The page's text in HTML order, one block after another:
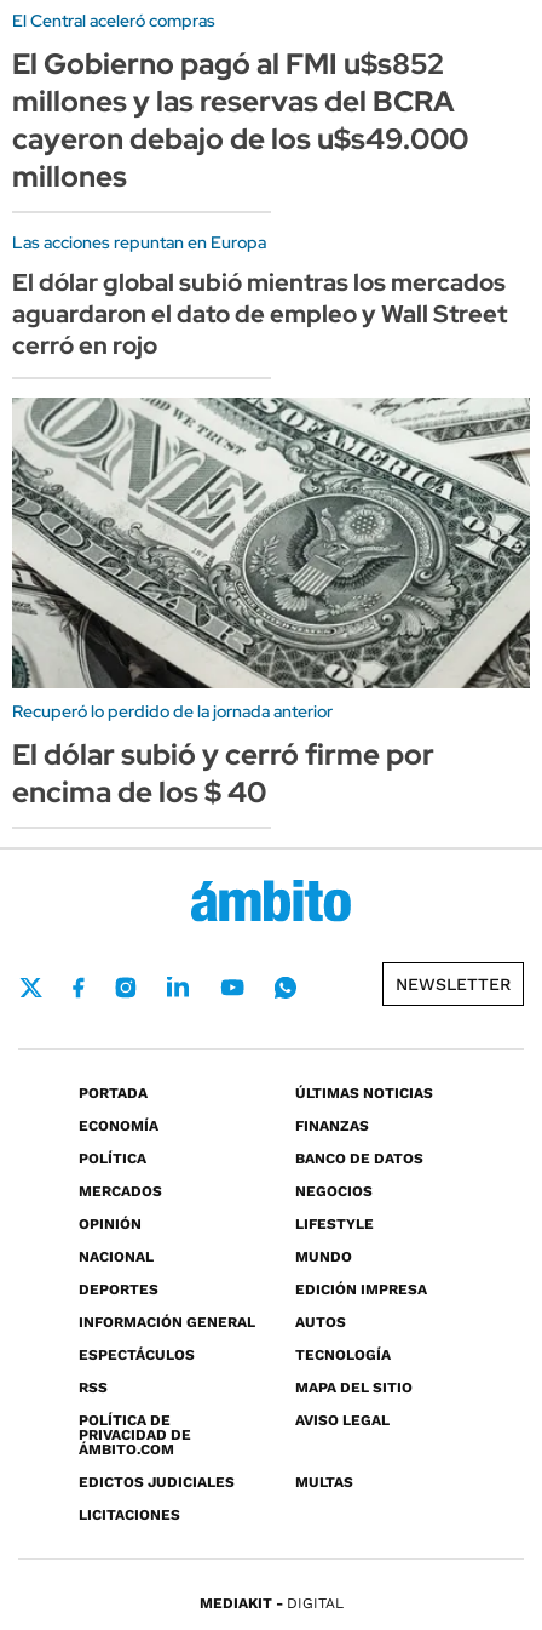
El Central aceleró compras
El Gobierno pagó al FMI u$s852
millones y las reservas del BCRA
cayeron debajo de los u$s49.000
millones
Las acciones repuntan en Europa
El dólar global subió mientras los mercados
aguardaron el dato de empleo y Wall Street
cerró en rojo
Recuperó lo perdido de la jornada anterior
El dólar subió y cerró firme por
encima de los $ 40
NEWSLETTER
PORTADA
ÚLTIMAS NOTICIAS
ECONOMÍA
FINANZAS
POLÍTICA
BANCO DE DATOS
MERCADOS
NEGOCIOS
OPINIÓN
LIFESTYLE
NACIONAL
MUNDO
DEPORTES
EDICIÓN IMPRESA
INFORMACIÓN GENERAL
AUTOS
ESPECTÁCULOS
TECNOLOGÍA
RSS
MAPA DEL SITIO
POLÍTICA DE
PRIVACIDAD DE
ÁMBITO.COM
AVISO LEGAL
EDICTOS JUDICIALES
MULTAS
LICITACIONES
MEDIAKIT DIGITAL